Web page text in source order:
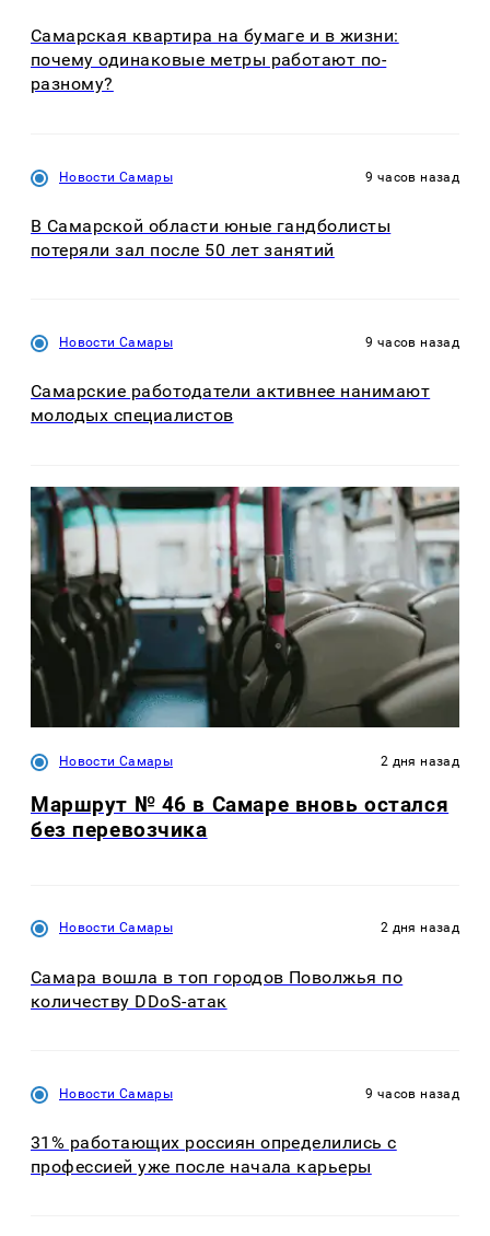
Самарская квартира на бумаге и в жизни:
почему одинаковые метры работают по-
разному?
Новости Самары 9 часов назад
В Самарской области юные гандболисты
потеряли зал после 50 лет занятий
Новости Самары 9 часов назад
Самарские работодатели активнее нанимают
молодых специалистов
Новости Самары 2 дня назад
Маршрут № 46 в Самаре вновь остался
без перевозчика
Новости Самары 2 дня назад
Самара вошла в топ городов Поволжья по
количеству DDoS-атак
Новости Самары 9 часов назад
31% работающих россиян определились с
профессией уже после начала карьеры